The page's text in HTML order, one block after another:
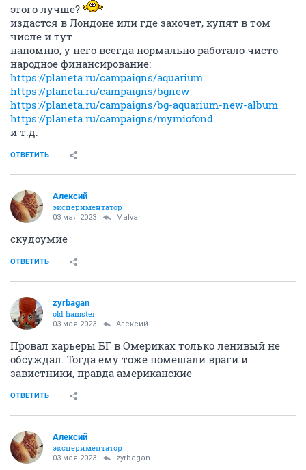
этого лучше?
издастся в Лондоне или где захочет, купят в том
числе и тут
напомню, у него всегда нормально работало чисто
народное финансирование:
https://planeta.ru/campaigns/aquarium
https://planeta.ru/campaigns/bgnew
https://planeta.ru/campaigns/bg-aquarium-new-album
https://planeta.ru/campaigns/mymiofond
и т.д.
ОТВЕТИТЬ
Алексий
экспериментатор
03 мая 2023 Malvar
скудоумие
ОТВЕТИТЬ
zyrbagan
old hamster
03 мая 2023 Алексий
Провал карьеры БГ в Омериках только ленивый не
обсуждал. Тогда ему тоже помешали враги и
завистники, правда американские
ОТВЕТИТЬ
Алексий
экспериментатор
03 мая 2023 zyrbagan